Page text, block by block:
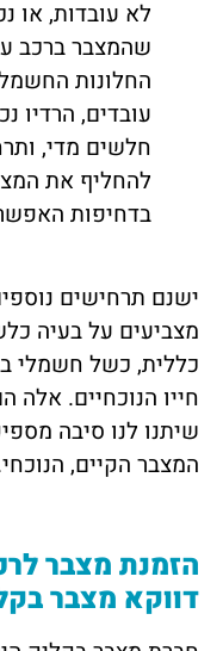
לא עובדות, או
שהמצבר ברכב
החלונות
עובדים, הרדיו
חלשים מדי,
להחליף את
בדחיפות
ישנם תרחישים
מצביעים על בעיה
כללית, כשל חשמלי
חייו הנוכחיים. אלה
שיתנו לנו סיבה
המצבר הקיים,
הזמנת מצבר
דווקא מצבר